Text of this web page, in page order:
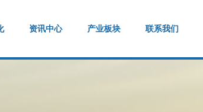
资讯中心 产业板块 联系我们